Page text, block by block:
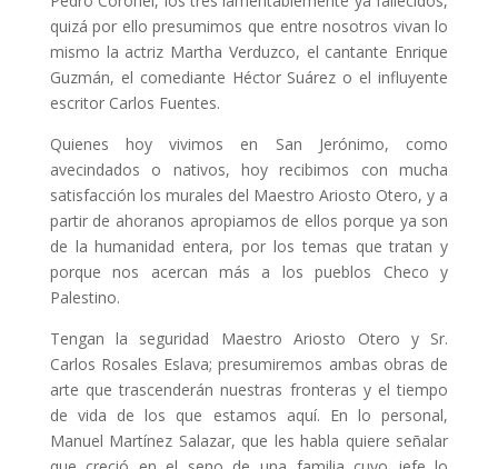
quizá por ello presumimos que entre nosotros vivan lo
mismo la actriz Martha Verduzco, el cantante Enrique
Guzmán, el comediante Héctor Suárez o el influyente
escritor Carlos Fuentes.
Quienes hoy vivimos en San Jerónimo, como
avecindados o nativos, hoy recibimos con mucha
satisfacción los murales del Maestro Ariosto Otero, y a
partir de ahoranos apropiamos de ellos porque ya son
de la humanidad entera, por los temas que tratan y
porque nos acercan más a los pueblos Checo y
Palestino.
Tengan la seguridad Maestro Ariosto Otero y Sr.
Carlos Rosales Eslava; presumiremos ambas obras de
arte que trascenderán nuestras fronteras y el tiempo
de vida de los que estamos aquí. En lo personal,
Manuel Martínez Salazar, que les habla quiere señalar